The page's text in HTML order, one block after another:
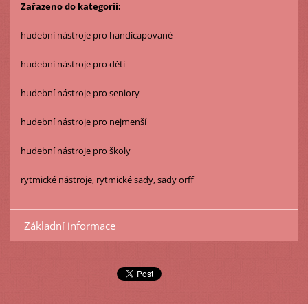
Zařazeno do kategorií:
hudební nástroje pro handicapované
hudební nástroje pro děti
hudební nástroje pro seniory
hudební nástroje pro nejmenší
hudební nástroje pro školy
rytmické nástroje, rytmické sady, sady orff
Základní informace